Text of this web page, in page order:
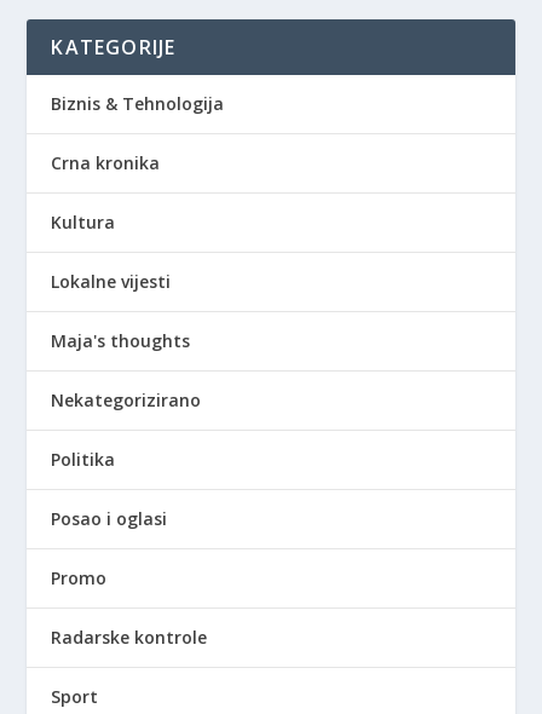
KATEGORIJE
Biznis & Tehnologija
Crna kronika
Kultura
Lokalne vijesti
Maja's thoughts
Nekategorizirano
Politika
Posao i oglasi
Promo
Radarske kontrole
Sport